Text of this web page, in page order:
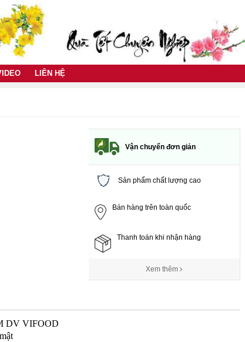
LIÊN HỆ
Vận chuyển đơn giản
Sản phẩm chất lượng cao
Bán hàng trên toàn quốc
Thanh toán khi nhận hàng
Xem thêm
DV VIFOOD